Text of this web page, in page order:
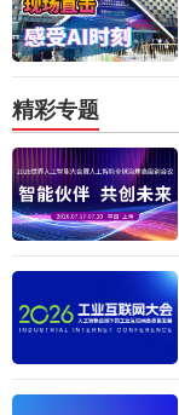
精彩专题